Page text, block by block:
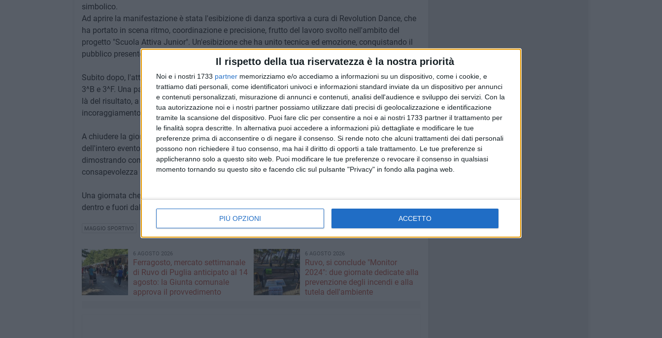
Il rispetto della tua riservatezza è la nostra priorità
Noi e i nostri 1733 partner memorizziamo e/o accediamo a informazioni su un dispositivo, come i cookie, e
trattiamo dati personali, come identificatori univoci e informazioni standard inviate da un dispositivo per annunci
e contenuti personalizzati, misurazione di annunci e contenuti, analisi dell'audience e sviluppo dei servizi. Con la
tua autorizzazione noi e i nostri partner possiamo utilizzare dati precisi di geolocalizzazione e identificazione
tramite la scansione del dispositivo. Puoi fare clic per consentire a noi e ai nostri 1733 partner il trattamento per
le finalità sopra descritte. In alternativa puoi accedere a informazioni più dettagliate e modificare le tue
preferenze prima di acconsentire o di negare il consenso. Si rende noto che alcuni trattamenti dei dati personali
possono non richiedere il tuo consenso, ma hai il diritto di opporti a tale trattamento. Le tue preferenze si
applicheranno solo a questo sito web. Puoi modificare le tue preferenze o revocare il consenso in qualsiasi
momento tornando su questo sito e facendo clic sul pulsante "Privacy" in fondo alla pagina web.
PIÙ OPZIONI ACCETTO
simbolico.
Ad aprire la manifestazione è stata l'esibizione di danza sportiva a cura di Revolution Dance, che
ha portato in scena ritmo, coordinazione e precisione, frutto del lavoro svolto nell'ambito del
progetto "Scuola Attiva Junior". Un'esibizione che ha unito tecnica ed emozione, conquistando il
pubblico presente.
Subito dopo, l'attenzione si è spostata sul campo da gioco con il derby di pallavolo tra le classi
3^B e 3^F. Una partita intensa e combattuta, terminata con la vittoria della 3^B per 2 set a 1. Al di
là del risultato, a emergere è stato soprattutto lo spirito sportivo: rispetto reciproco,
incoraggiamento e correttezza in campo.
A chiudere la giornata, l'esibizione di acrobatica ha regalato uno dei momenti più spettacolari
dell'intero evento. Gli studenti si sono distinti per agilità, concentrazione e controllo del corpo,
dimostrando come l'attività fisica contribuisca anche allo sviluppo dell'autostima e della
consapevolezza personale.
Una giornata che lascia il segno e che rinnova un messaggio chiaro: lo sport è scuola di vita,
dentro e fuori dal campo.
MAGGIO SPORTIVO
6 AGOSTO 2026
Ferragosto, mercato settimanale
di Ruvo di Puglia anticipato al 14
agosto: la Giunta comunale
approva il provvedimento
6 AGOSTO 2026
Ruvo, si conclude "Monitor
2024": due giornate dedicate alla
prevenzione degli incendi e alla
tutela dell'ambiente